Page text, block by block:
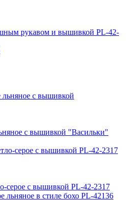
рукавом и вышивкой PL-42-
с вышивкой "Васильки"
серое с вышивкой PL-42-2317